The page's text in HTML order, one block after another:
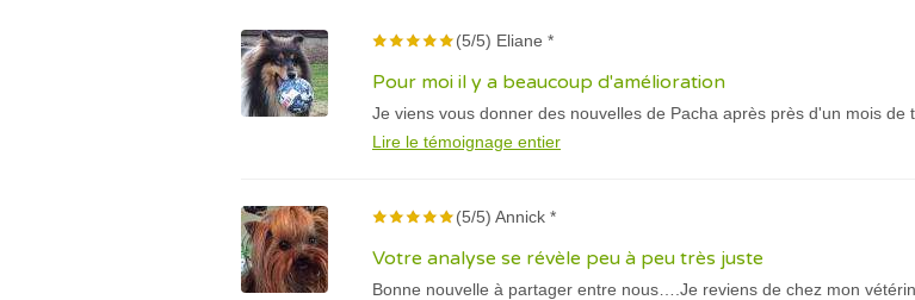
(5/5) Eliane *
Pour moi il y a beaucoup d'amélioration
Je viens vous donner des nouvelles de Pacha après près d'un mois de
Lire le témoignage entier
(5/5) Annick *
Votre analyse se révèle peu à peu très juste
Bonne nouvelle à partager entre nous….Je reviens de chez mon